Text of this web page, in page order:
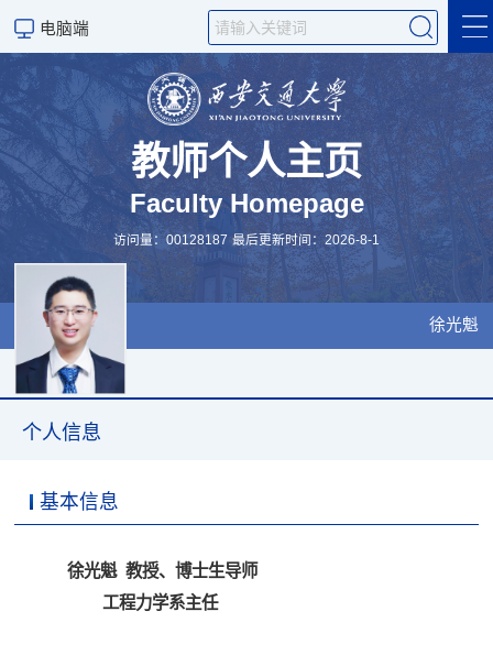
电脑端
个人信息
教师个人主页
Faculty Homepage
访问量：00128187 最后更新时间：2026-8-1
徐光魁
个人信息
基本信息
徐光魁 教授、博士生导师
工程力学系主任